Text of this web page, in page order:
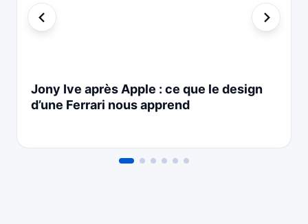
Jony Ive après Apple : ce que le design
d’une Ferrari nous apprend